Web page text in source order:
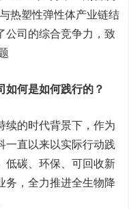
热塑性弹性体产业链结
公司的综合竞争力，致
如何是如何践行的？
的时代背景下，作为
一直以来以实际行动践
低碳、环保、可回收新
务，全力推进全生物降